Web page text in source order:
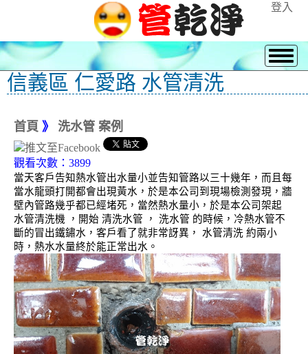
登入
信義區 仁愛路 水管清洗
首頁 》 洗水管 案例
觀看次數：3899
當天客戶告知熱水管出水量小並告知管路以三十幾年，而且每
當水龍頭打開都會出現黃水，於是本公司到現場檢測發現，牆
壁內管路幾乎都已經堵死，當然熱水量小，於是本公司架起
水管清洗機 ，開始 清洗水管 ， 洗水管 的時候，冷熱水管不
斷的冒出鐵鏽水，客戶看了就非常訝異， 水管清洗 約兩小
時，熱水水量終於能正常出水。